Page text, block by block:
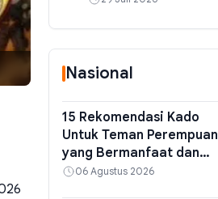
Nasional
15 Rekomendasi Kado
Untuk Teman Perempuan
yang Bermanfaat dan
Berkesan
06 Agustus 2026